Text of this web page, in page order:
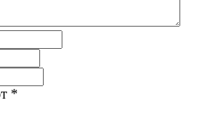
*